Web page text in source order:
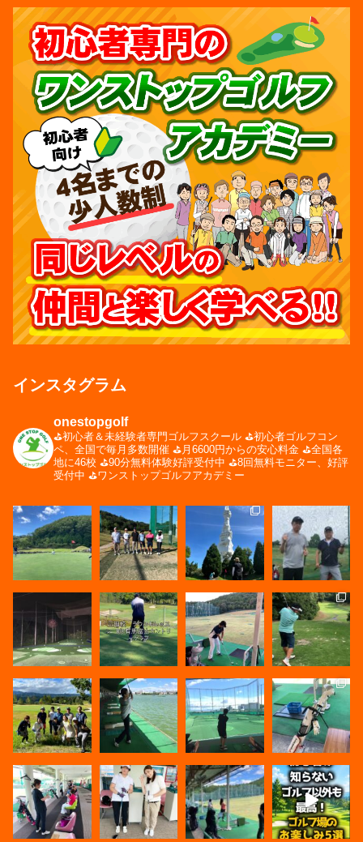
インスタグラム
onestopgolf
⛳️初心者＆未経験者専門ゴルフスクール ⛳️初心者ゴルフコン
ペ、全国で毎月多数開催 ⛳️月6600円からの安心料金 ⛳️全国各
地に46校 ⛳️90分無料体験好評受付中 ⛳️8回無料モニター、好評
受付中 ⛳️ワンストップゴルフアカデミー